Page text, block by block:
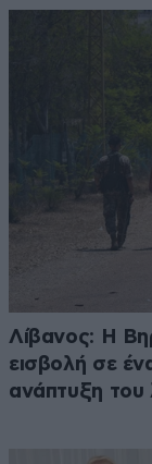
Λίβανος: Η
εισβολή σε
ανάπτυξη του